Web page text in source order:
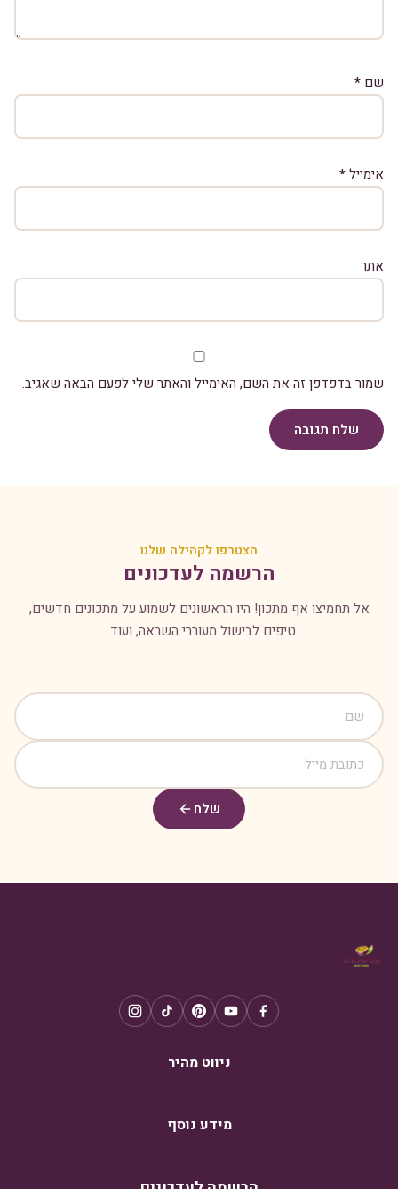
שם *
אימייל*
אתר
שמור בדפדפן זה את השם, האימייל והאתר שלי לפעם הבאה שאגיב.
שלח תגובה
הצטרפו לקהילה שלנו
הרשמה לעדכונים
אל תחמיצו אף מתכון! היו הראשונים לשמוע על מתכונים חדשים,
טיפים לבישול מעוררי השראה, ועוד...
שלח
ניווט מהיר
מידע נוסף